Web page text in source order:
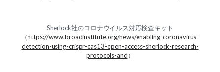
Sherlock社のコロナウイルス対応検査キット
（https://www.broadinstitute.org/news/enabling-coronavirus-
detection-using-crispr-cas13-open-access-sherlock-research-
protocols-and）